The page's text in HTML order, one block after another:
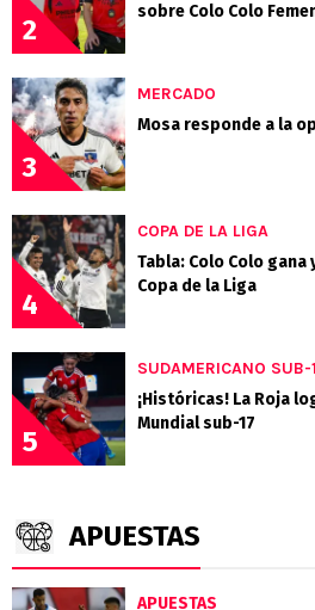
2
sobre Colo Colo
3
MERCADO
Mosa responde a la
4
COPA DE LA LIGA
Tabla: Colo Colo
Copa de la Liga
5
SUDAMERICANO SUB-
¡Históricas! La Roja
Mundial sub-17
APUESTAS
APUESTAS